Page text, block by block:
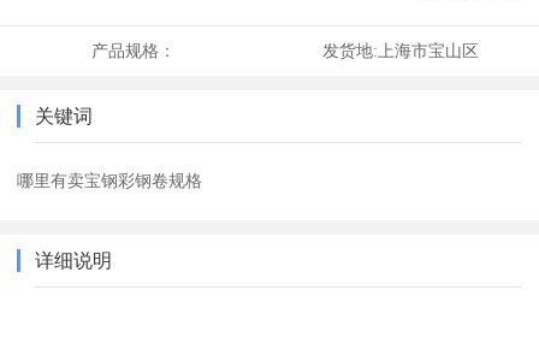
产品规格： 发货地: 上海市宝山区
关键词
哪里有卖宝钢彩钢卷规格
详细说明